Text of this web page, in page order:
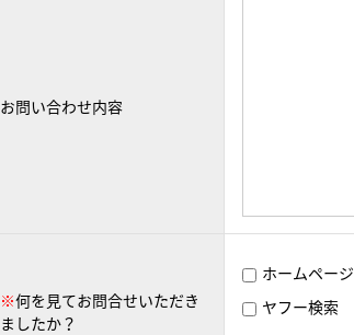
お問い合わせ内容
※何を見てお問合せいただき
ましたか？
ホームページ
ヤフー検索